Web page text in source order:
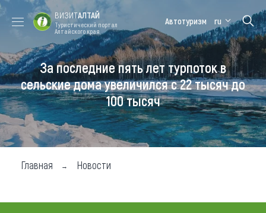
Форум VISIT
ALTAI
Цветение
маральника
Медицинский
форум
Алтайская
зимовка
Туры
Где побывать
Чем заняться
ВИЗИТАЛТАЙ
Туристический портал
Алтайского края
Автотуризм ru
За последние пять лет турпоток в
сельские дома увеличился с 22 тысяч до
100 тысяч
Главная Новости